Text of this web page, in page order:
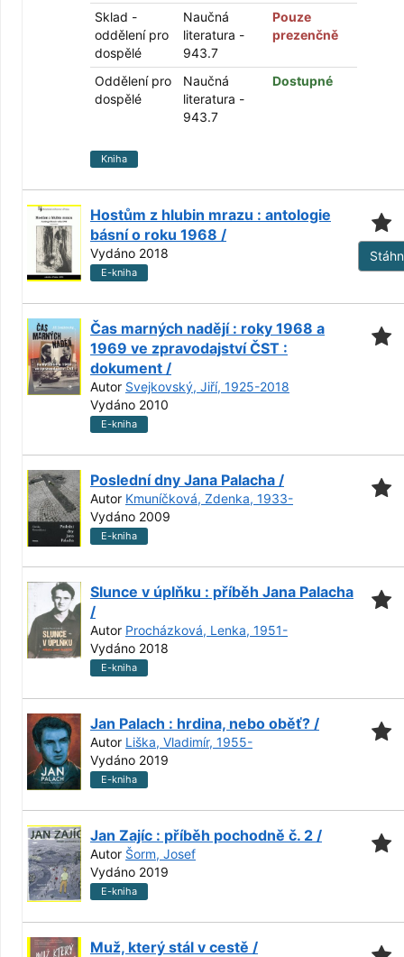
Sklad -
oddělení pro
dospělé
Naučná
literatura -
943.7
Pouze
prezenčně
Oddělení pro
dospělé
Naučná
literatura -
943.7
Dostupné
Kniha
Hostům z hlubin mrazu : antologie
básní o roku 1968 /
Vydáno 2018
E-kniha
Čas marných nadějí : roky 1968 a
1969 ve zpravodajství ČST :
dokument /
Autor Svejkovský, Jiří, 1925-2018
Vydáno 2010
E-kniha
Poslední dny Jana Palacha /
Autor Kmuníčková, Zdenka, 1933-
Vydáno 2009
E-kniha
Slunce v úplňku : příběh Jana Palacha
/
Autor Procházková, Lenka, 1951-
Vydáno 2018
E-kniha
Jan Palach : hrdina, nebo oběť? /
Autor Liška, Vladimír, 1955-
Vydáno 2019
E-kniha
Jan Zajíc : příběh pochodně č. 2 /
Autor Šorm, Josef
Vydáno 2019
E-kniha
Muž, který stál v cestě /